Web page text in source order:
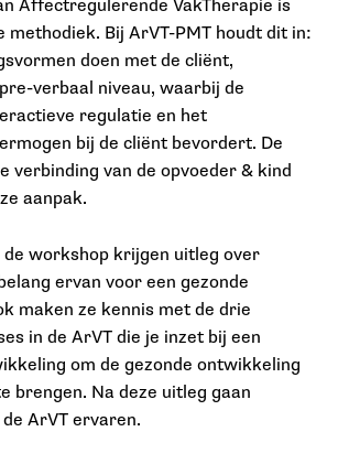
Affectregulerende VakTherapie is
methodiek. Bij ArVT-PMT houdt dit in:
doen met de cliënt,
verbaal niveau, waarbij de
regulatie en het
bij de cliënt bevordert. De
verbinding van de opvoeder & kind
aanpak.
de workshop krijgen uitleg over
ervan voor een gezonde
maken ze kennis met de drie
in de ArVT die je inzet bij een
om de gezonde ontwikkeling
brengen. Na deze uitleg gaan
ArVT ervaren.